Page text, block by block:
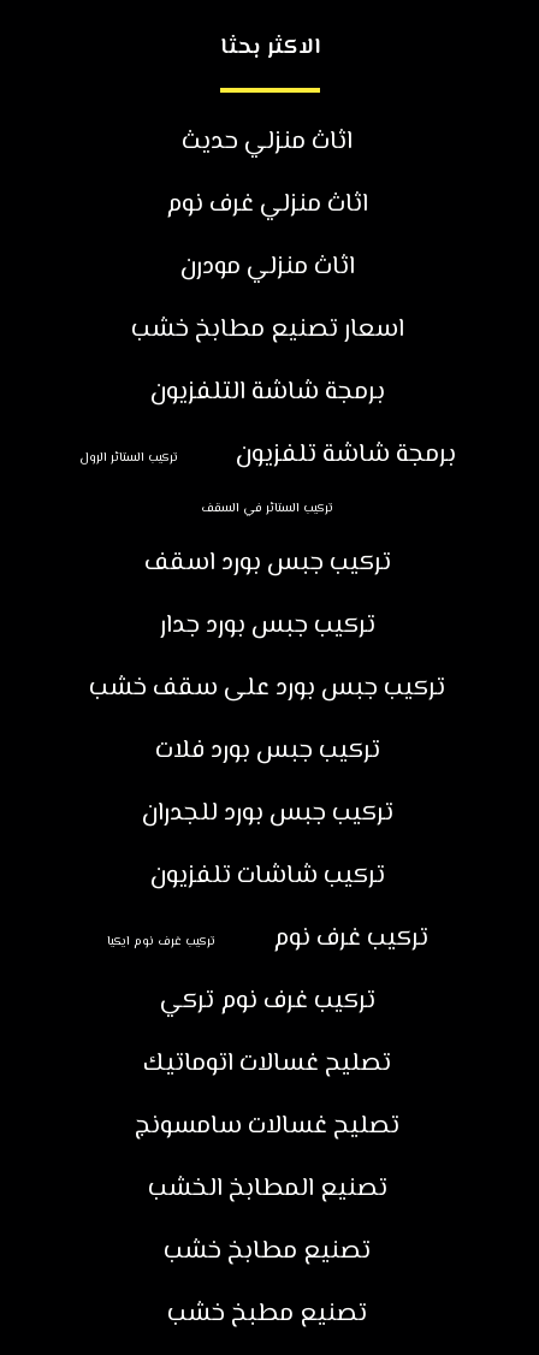
الاكثر بحثا
اثاث منزلي حديث
اثاث منزلي غرف نوم
اثاث منزلي مودرن
اسعار تصنيع مطابخ خشب
برمجة شاشة التلفزيون
برمجة شاشة تلفزيون
تركيب الستائر الرول
تركيب الستائر في السقف
تركيب جبس بورد اسقف
تركيب جبس بورد جدار
تركيب جبس بورد على سقف خشب
تركيب جبس بورد فلات
تركيب جبس بورد للجدران
تركيب شاشات تلفزيون
تركيب غرف نوم
تركيب غرف نوم ايكيا
تركيب غرف نوم تركي
تصليح غسالات اتوماتيك
تصليح غسالات سامسونج
تصنيع المطابخ الخشب
تصنيع مطابخ خشب
تصنيع مطبخ خشب